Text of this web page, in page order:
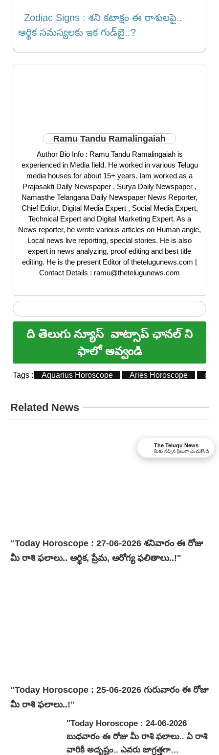
Zodiac Signs : శని కటాక్షం ఈ రాశులపై..
ఆర్థిక సమస్యలకు ఇక‌ గుడ్‌బై..?
Ramu Tandu Ramalingaiah
Author Bio Info : Ramu Tandu Ramalingaiah is
experienced in Media field. He worked in various Telugu
media houses for about 15+ years. Iam worked as a
Prajasakti Daily Newspaper , Surya Daily Newspaper ,
Namasthe Telangana Daily Newspaper News Reporter,
Chief Editor, Digital Media Expert , Social Media Expert,
Technical Expert and Digital Marketing Expert. As a
News reporter, he wrote various articles on Human angle,
Local news live reporting, special stories. He is also
expert in news analyzing, proof editing and best title
editing. He is the present Editor of thetelugunews.com |
Contact Details : ramu@thetelugunews.com
ది తెలుగు న్యూస్ వాట్సాప్ ఛానల్ ని
ఫాలో అవ్వండి
Tags : Aquarius Horoscope Aries Horoscope
Related News
"Today Horoscope : 27-06-2026 శ‌నివారం ఈ రోజు
మీ రాశి ఫలాలు.. ఆర్థిక, ప్రేమ, ఆరోగ్య ఫలితాలు..!"
"Today Horoscope : 25-06-2026 గురువారం ఈ రోజు
మీ రాశి ఫలాలు..!"
"Today Horoscope : 24-06-2026
బుధ‌వారం ఈ రోజు మీ రాశి ఫలాలు.. ఏ రాశి
వారికి అదృష్టం.. ఎవరు జాగ్రత్తగా
The Telugu News
మీకు నచ్చిన సైటుగా ఎంచుకోండి